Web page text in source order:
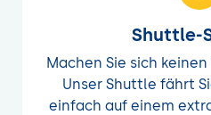
Shuttle-
Machen Sie sich
Unser Shuttle fährt
einfach auf einem